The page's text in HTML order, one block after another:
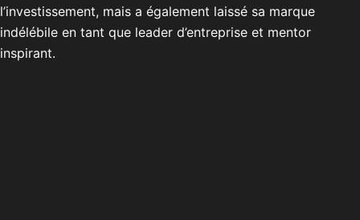
l’investissement, mais a également laissé sa marque
indélébile en tant que leader d’entreprise et mentor
inspirant.